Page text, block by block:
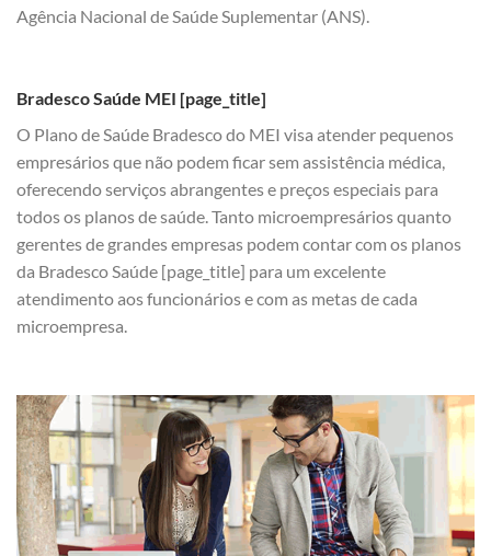
Agência Nacional de Saúde Suplementar (ANS).
Bradesco Saúde MEI [page_title]
O Plano de Saúde Bradesco do MEI visa atender pequenos
empresários que não podem ficar sem assistência médica,
oferecendo serviços abrangentes e preços especiais para
todos os planos de saúde. Tanto microempresários quanto
gerentes de grandes empresas podem contar com os planos
da Bradesco Saúde [page_title] para um excelente
atendimento aos funcionários e com as metas de cada
microempresa.